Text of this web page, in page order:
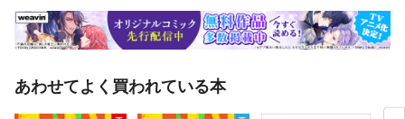
あわせてよく買われている本